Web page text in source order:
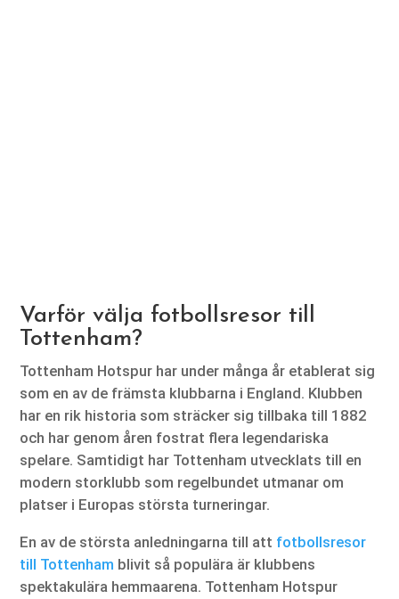
Varför välja fotbollsresor till
Tottenham?
Tottenham Hotspur har under många år etablerat sig
som en av de främsta klubbarna i England. Klubben
har en rik historia som sträcker sig tillbaka till 1882
och har genom åren fostrat flera legendariska
spelare. Samtidigt har Tottenham utvecklats till en
modern storklubb som regelbundet utmanar om
platser i Europas största turneringar.
En av de största anledningarna till att fotbollsresor
till Tottenham blivit så populära är klubbens
spektakulära hemmaarena. Tottenham Hotspur